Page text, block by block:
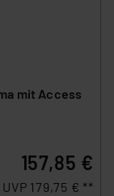
mit Access
157,85 €
UVP 179,75 € **